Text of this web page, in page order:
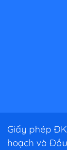
Giấy phép
hoạch và